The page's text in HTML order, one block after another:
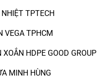
TPTECH
VEGA TPHCM
HDPE GOOD GROUP
MINH HÙNG